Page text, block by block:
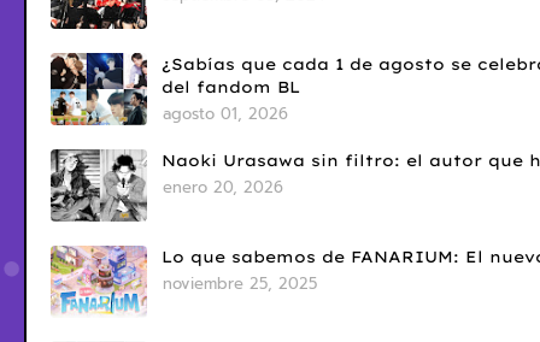
¿Sabías que cada 1 de agosto se
del fandom BL
agosto 01, 2026
Naoki Urasawa sin filtro: el autor que
enero 20, 2026
Lo que sabemos de FANARIUM: El
noviembre 25, 2025